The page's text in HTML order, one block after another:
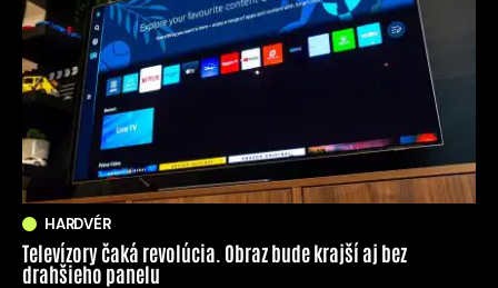
HARDVÉR
Televízory čaká revolúcia. Obraz bude krajší aj bez
drahšieho panelu